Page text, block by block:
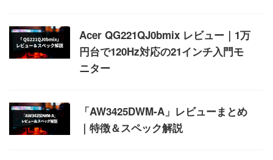
Acer QG221QJ0bmix レビュー｜1万
円台で120Hz対応の21インチ入門モ
ニター
「AW3425DWM-A」レビューまとめ
｜特徴＆スペック解説